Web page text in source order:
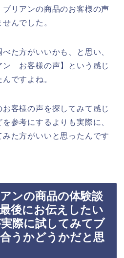
リアンの商品のお客様の声
んでした。
た方がいいかも、と思い、
ン お客様の声】という感じ
ですよね。
客様の声を探してみて感じ
参考にするよりも実際に、
た方がいいと思ったんです
ンの商品の体験談
後にお伝えしたい
際に試してみてブ
うかどうかだと思